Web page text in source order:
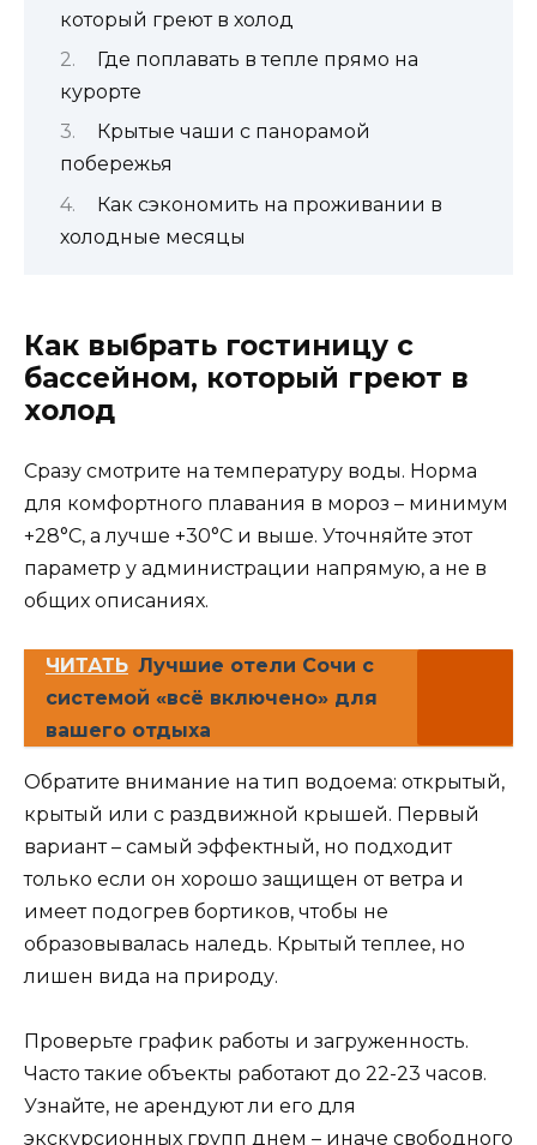
который греют в холод
Где поплавать в тепле прямо на
курорте
Крытые чаши с панорамой
побережья
Как сэкономить на проживании в
холодные месяцы
Как выбрать гостиницу с
бассейном, который греют в
холод
Сразу смотрите на температуру воды. Норма
для комфортного плавания в мороз – минимум
+28°C, а лучше +30°C и выше. Уточняйте этот
параметр у администрации напрямую, а не в
общих описаниях.
ЧИТАТЬ Лучшие отели Сочи с
системой «всё включено» для
вашего отдыха
Обратите внимание на тип водоема: открытый,
крытый или с раздвижной крышей. Первый
вариант – самый эффектный, но подходит
только если он хорошо защищен от ветра и
имеет подогрев бортиков, чтобы не
образовывалась наледь. Крытый теплее, но
лишен вида на природу.
Проверьте график работы и загруженность.
Часто такие объекты работают до 22-23 часов.
Узнайте, не арендуют ли его для
экскурсионных групп днем – иначе свободного